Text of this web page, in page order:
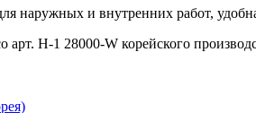
наружных и внутренних работ,
Н-1 28000-W корейского